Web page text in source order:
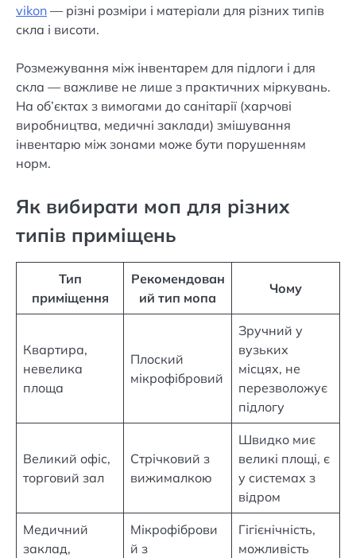
vikon — різні розміри і матеріали для різних типів
скла і висоти.
Розмежування між інвентарем для підлоги і для
скла — важливе не лише з практичних міркувань.
На об’єктах з вимогами до санітарії (харчові
виробництва, медичні заклади) змішування
інвентарю між зонами може бути порушенням
норм.
Як вибирати моп для різних
типів приміщень
Тип
приміщення
Рекомендован
ий тип мопа
Чому
Квартира,
невелика
площа
Плоский
мікрофібровий
Зручний у
вузьких
місцях, не
перезволожує
підлогу
Великий офіс,
торговий зал
Стрічковий з
вижималкою
Швидко миє
великі площі, є
у системах з
відром
Медичний
заклад,
Мікрофіброви
й з
Гігієнічність,
можливість